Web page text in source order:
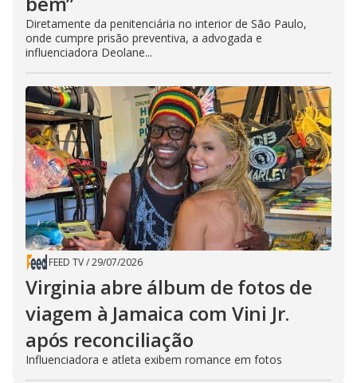
Diretamente da penitenciária no interior de São Paulo,
onde cumpre prisão preventiva, a advogada e
influenciadora Deolane...
FEED TV/29/07/2026
Virginia abre álbum de fotos de
viagem à Jamaica com Vini Jr.
após reconciliação
Influenciadora e atleta exibem romance em fotos